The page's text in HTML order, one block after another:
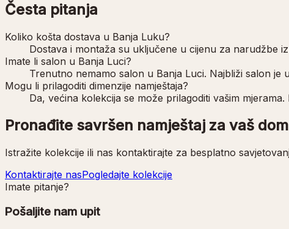
Česta pitanja
Koliko košta dostava u Banja Luku?
Dostava i montaža su uključene u cijenu za narudžbe
Imate li salon u Banja Luci?
Trenutno nemamo salon u Banja Luci. Najbliži salon
Mogu li prilagoditi dimenzije namještaja?
Da, većina kolekcija se može prilagoditi vašim
Pronađite savršen namještaj za vaš dom
Istražite kolekcije ili nas kontaktirajte za besplatno
Kontaktirajte nasPogledajte kolekcije
Imate pitanje?
Pošaljite nam upit